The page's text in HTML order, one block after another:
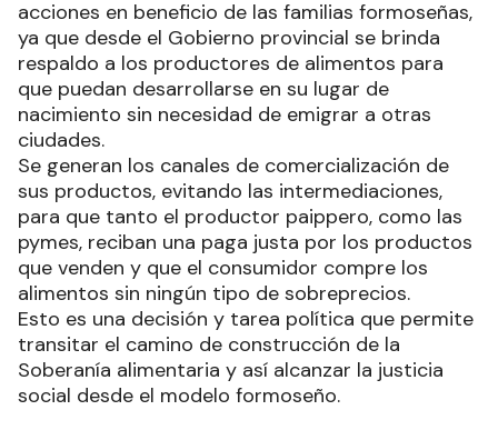
acciones en beneficio de las familias formoseñas,
ya que desde el Gobierno provincial se brinda
respaldo a los productores de alimentos para
que puedan desarrollarse en su lugar de
nacimiento sin necesidad de emigrar a otras
ciudades.
Se generan los canales de comercialización de
sus productos, evitando las intermediaciones,
para que tanto el productor paippero, como las
pymes, reciban una paga justa por los productos
que venden y que el consumidor compre los
alimentos sin ningún tipo de sobreprecios.
Esto es una decisión y tarea política que permite
transitar el camino de construcción de la
Soberanía alimentaria y así alcanzar la justicia
social desde el modelo formoseño.